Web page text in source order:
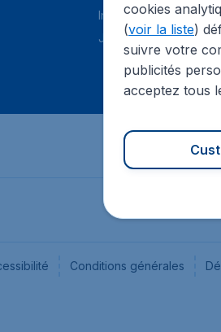
Information Légale
Jobs
Conditions générales
cookies
(voir la liste)
suivre votre
publicités
acceptez tous